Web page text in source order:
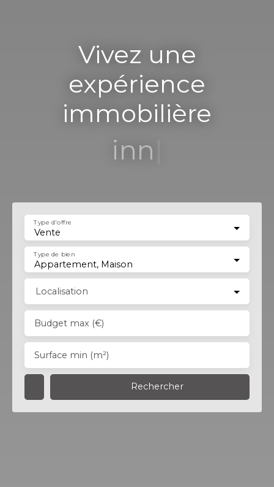
Vivez une
expérience
immobilière
innovante
Vente
Type d'offre
Appartement, Maison
Type de bien
Localisation
Budget max (€)
Surface min (m²)
Rechercher